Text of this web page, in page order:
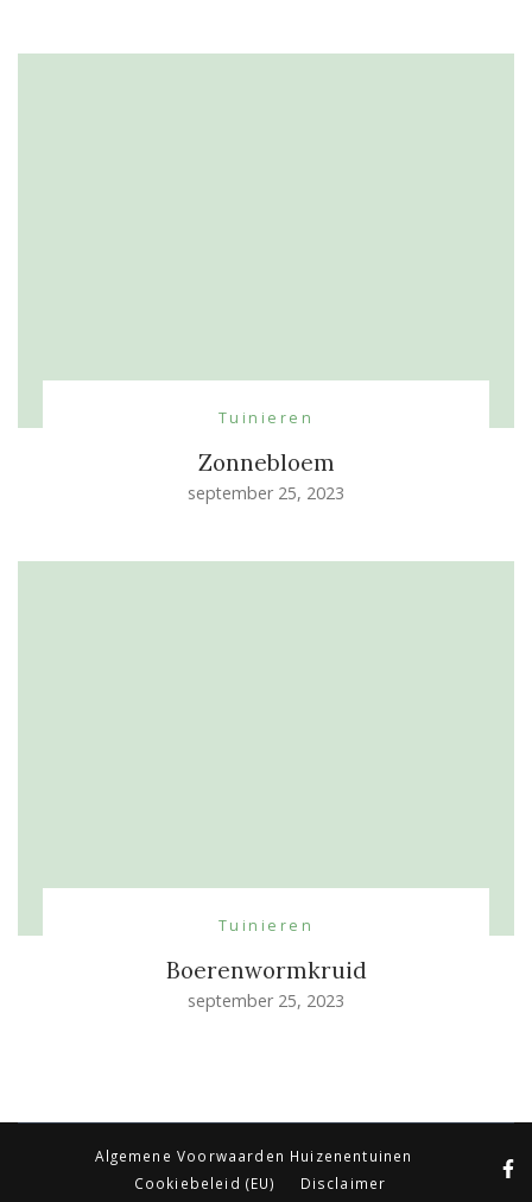
Tuinieren
Zonnebloem
september 25, 2023
Tuinieren
Boerenwormkruid
september 25, 2023
Algemene Voorwaarden Huizenentuinen
Cookiebeleid (EU)
Disclaimer